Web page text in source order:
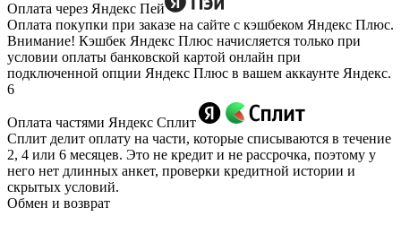
Оплата через Яндекс Пей
Оплата покупки при заказе на сайте с кэшбеком Яндекс Плюс.
Внимание! Кэшбек Яндекс Плюс начисляется только при
условии оплаты банковской картой онлайн при
подключенной опции Яндекс Плюс в вашем аккаунте Яндекс.
6
Оплата частями Яндекс Сплит
Сплит делит оплату на части, которые списываются в течение
2, 4 или 6 месяцев. Это не кредит и не рассрочка, поэтому у
него нет длинных анкет, проверки кредитной истории и
скрытых условий.
Обмен и возврат